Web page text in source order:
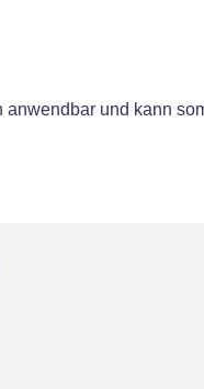
und kann